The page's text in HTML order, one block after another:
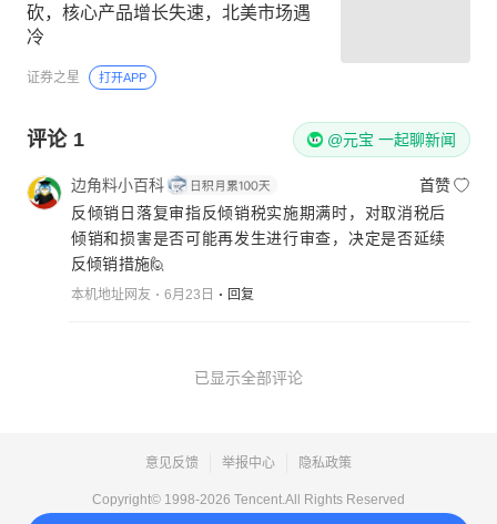
砍，核心产品增长失速，北美市场遇
冷
证券之星 打开APP
评论 1 @元宝 一起聊新闻
边角料小百科
首赞
反倾销日落复审指反倾销税实施期满时，对取消税后
倾销和损害是否可能再发生进行审查，决定是否延续
反倾销措施🙋
本机地址网友 6月23日 回复
已显示全部评论
意见反馈 举报中心 隐私政策
Copyright© 1998-2026 Tencent.All Rights Reserved